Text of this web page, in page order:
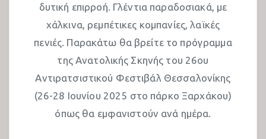
English
فارسی
Kurdish
Türkçe
δυτική επιρροή. Γλέντια παραδοσιακά, με
χάλκινα, ρεμπέτικες κομπανίες, λαϊκές
πενιές. Παρακάτω θα βρείτε το πρόγραμμα
της Ανατολικής Σκηνής του 26ου
Αντιρατσιστικού Φεστιβάλ Θεσσαλονίκης
(26-28 Ιουνίου 2025 στο πάρκο Ξαρχάκου)
όπως θα εμφανιστούν ανά ημέρα.